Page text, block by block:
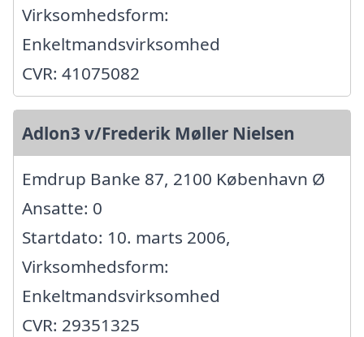
Virksomhedsform:
Enkeltmandsvirksomhed
CVR: 41075082
Adlon3 v/Frederik Møller Nielsen
Emdrup Banke 87, 2100 København Ø
Ansatte: 0
Startdato: 10. marts 2006,
Virksomhedsform:
Enkeltmandsvirksomhed
CVR: 29351325